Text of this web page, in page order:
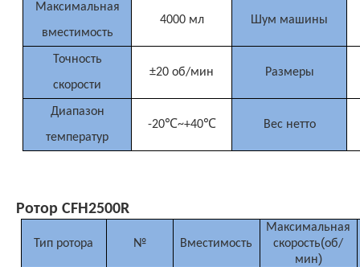
Максимальная
вместимость
4000 мл Шум машины
Точность
скорости
±20 об/мин Размеры
Диапазон
температур
-20℃~+40℃ Вес нетто
Ротор CFH2500R
Тип ротора № Вместимость
Максимальная
скорость(об/
мин)